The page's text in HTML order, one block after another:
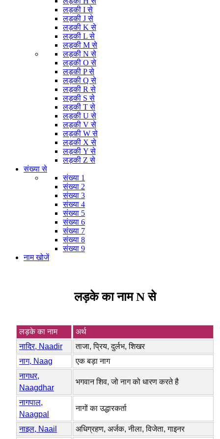
लड़की I से
लड़की J से
लड़की K से
लड़की L से
लड़की M से
लड़की N से
लड़की O से
लड़की P से
लड़की Q से
लड़की R से
लड़की S से
लड़की T से
लड़की U से
लड़की V से
लड़की W से
लड़की X से
लड़की Y से
लड़की Z से
संख्या से
संख्या 1
संख्या 2
संख्या 3
संख्या 4
संख्या 5
संख्या 6
संख्या 7
संख्या 8
संख्या 9
नाम खोजें
लड़के का नाम N से
लड़के का नाम
अर्थ
नादिर, Naadir
ताजा, प्रिय, दुर्लभ, शिखर
नाग, Naag
एक बड़ा नाग
नागधर,
Naagdhar
भगवान शिव, जो नाग को धारण करते है
नागपाल,
Naagpal
नागों का उद्धारकर्ता
नाइल, Naail अधिग्रहण, अर्जक, नीला, विजेता, गाइनर